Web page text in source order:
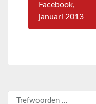
Facebook,
januari 2013
Zoeken naar: